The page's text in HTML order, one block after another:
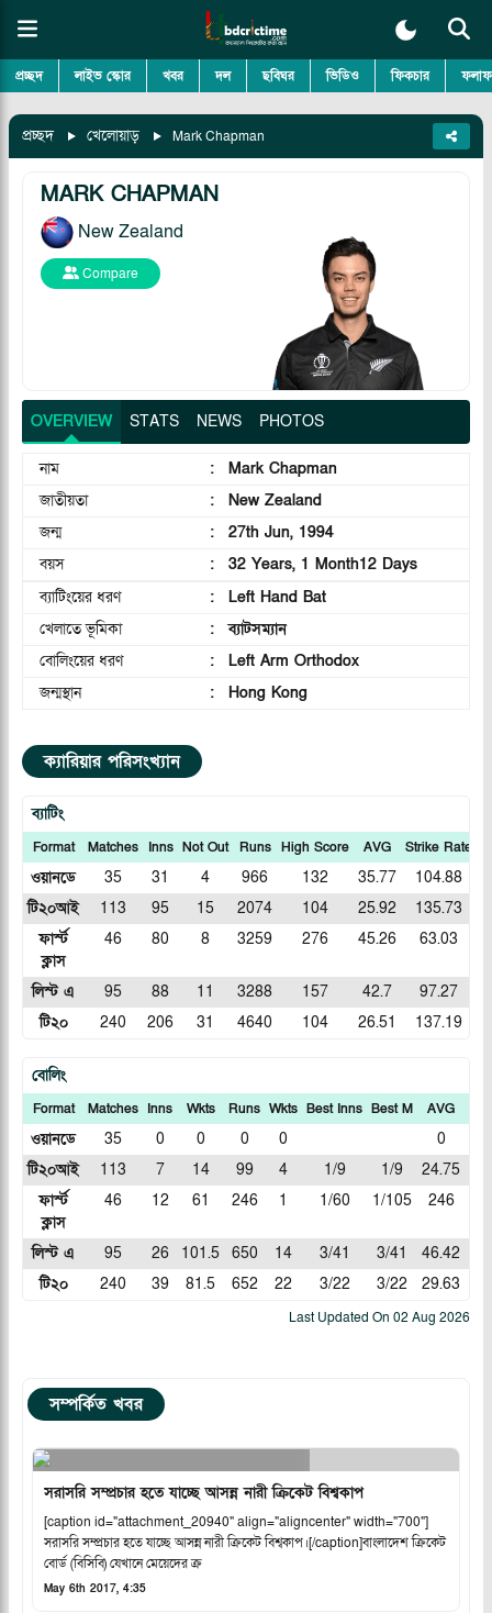
প্রচ্ছদ লাইভ স্কোর খবর দল ছবিঘর ভিডিও ফিকচার
প্রচ্ছদ খেলোয়াড় Mark Chapman
MARK CHAPMAN
New Zealand
Compare
OVERVIEW STATS NEWS PHOTOS
নাম :
Mark Chapman
জাতীয়তা
:
New Zealand
জন্ম
:
27th Jun, 1994
বয়স
:
32 Years, 1 Month12 Days
ব্যাটিংয়ের ধরণ
:
Left Hand Bat
খেলাতে ভূমিকা
:
ব্যাটসম্যান
বোলিংয়ের ধরণ
:
Left Arm Orthodox
জন্মস্থান
: Hong Kong
ক্যারিয়ার পরিসংখ্যান
ব্যাটিং
Format Matches Inns Not Out Runs High Score AVG Strike Rate
ওয়ানডে 35 31 4 966 132 35.77
104.88
টি২০আই
113 95 15 2074 104 25.92
135.73
ফার্স্ট
ক্লাস
46 80 8 3259 276 45.26 63.03
লিস্ট এ 95 88 11 3288 157 42.7
97.27
টি২০
240 206 31 4640 104 26.51 137.19
বোলিং
Format Matches Inns Wkts Runs Wkts Best Inns Best M AVG
ওয়ানডে 35 0 0 0 0 0
টি২০আই
113 7 14 99 4 1/9 1/9 24.75
ফার্স্ট
ক্লাস
46 12 61 246 1 1/60 1/105 246
লিস্ট এ 95 26 101.5 650 14 3/41 3/41 46.42
টি২০
240 39 81.5 652 22 3/22 3/22 29.63
Last Updated On 02 Aug 2026
সম্পর্কিত খবর
সরাসরি সম্প্রচার হতে যাচ্ছে আসন্ন নারী ক্রিকেট বিশ্বকাপ
[caption id="attachment_20940" align="aligncenter" width="700"]
সরাসরি সম্প্রচার হতে যাচ্ছে আসন্ন নারী ক্রিকেট বিশ্বকাপ।[/caption]বাংলাদেশ ক্রিকেট
বোর্ড (বিসিবি) যেখানে মেয়েদের ক্র
May 6th 2017, 4:35